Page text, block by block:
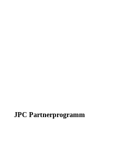
JPC Partnerprogramm